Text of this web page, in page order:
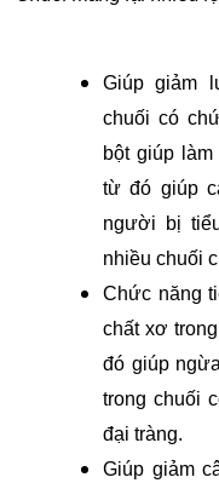
Giúp giảm
chuối có
bột giúp
từ đó giúp
người bị
nhiều chuối
Chức năng
chất xơ
đó giúp
trong chuối
đại tràng.
Giúp giảm